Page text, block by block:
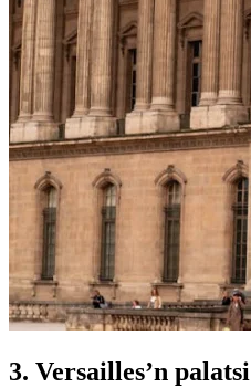
3. Versailles’n palatsi